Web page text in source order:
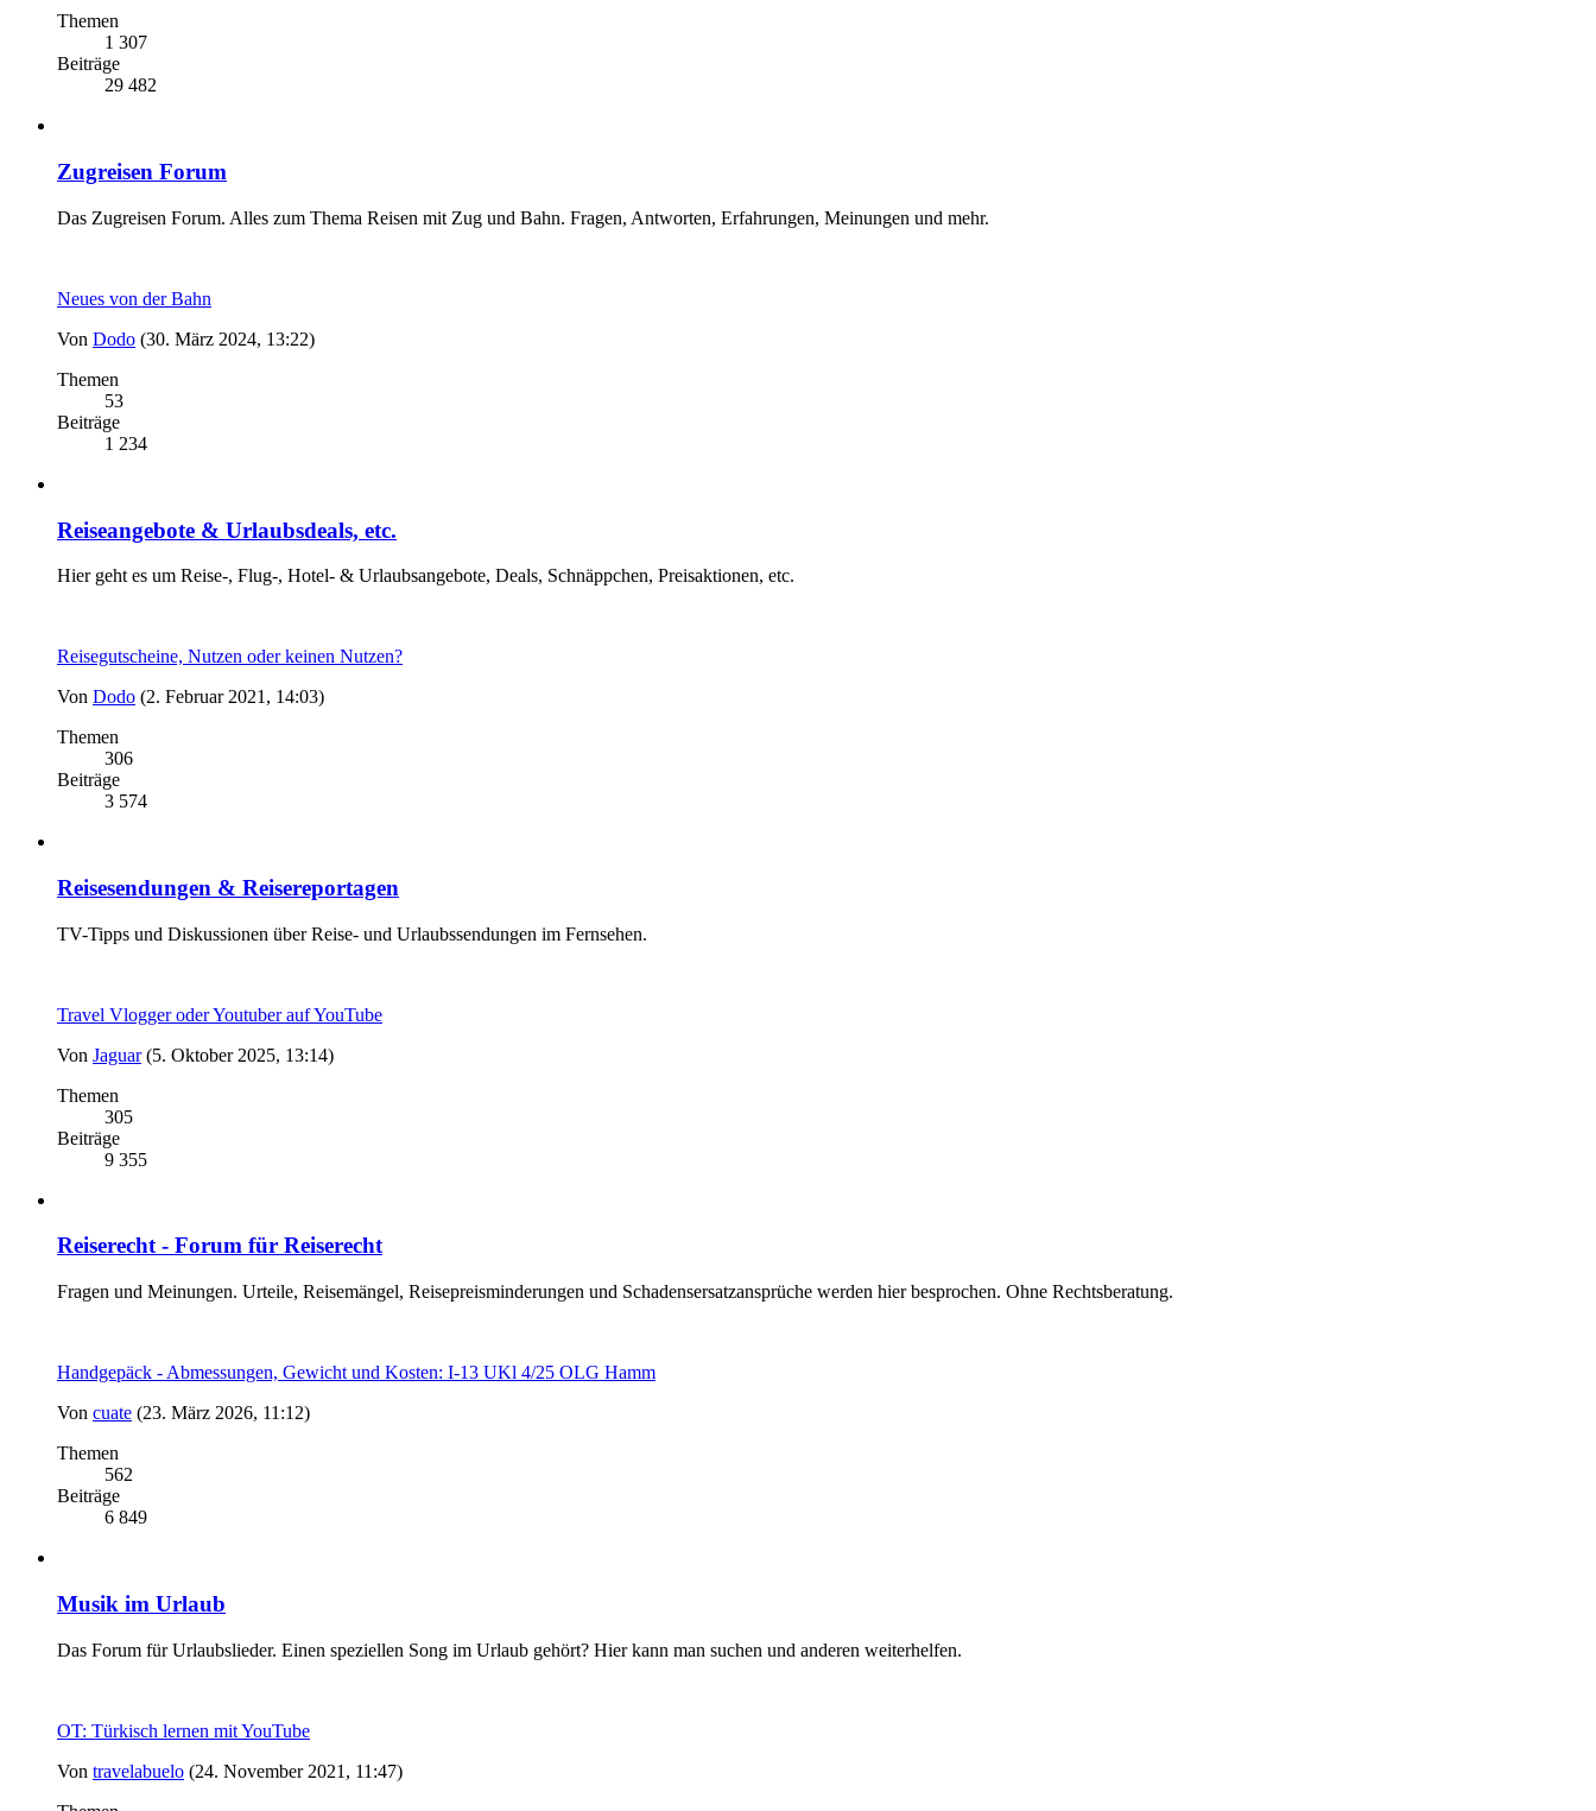
Themen
1 307
Beiträge
29 482
Zugreisen Forum
Das Zugreisen Forum. Alles zum Thema Reisen mit Zug und Bahn. Fragen, Antworten, Erfahrungen, Meinungen und mehr.
Neues von der Bahn
Von Dodo (30. März 2024, 13:22)
Themen
53
Beiträge
1 234
Reiseangebote & Urlaubsdeals, etc.
Hier geht es um Reise-, Flug-, Hotel- & Urlaubsangebote, Deals, Schnäppchen, Preisaktionen, etc.
Reisegutscheine, Nutzen oder keinen Nutzen?
Von Dodo (2. Februar 2021, 14:03)
Themen
306
Beiträge
3 574
Reisesendungen & Reisereportagen
TV-Tipps und Diskussionen über Reise- und Urlaubssendungen im Fernsehen.
Travel Vlogger oder Youtuber auf YouTube
Von Jaguar (5. Oktober 2025, 13:14)
Themen
305
Beiträge
9 355
Reiserecht - Forum für Reiserecht
Fragen und Meinungen. Urteile, Reisemängel, Reisepreisminderungen und Schadensersatzansprüche werden hier besprochen. Ohne Rechtsberatung.
Handgepäck - Abmessungen, Gewicht und Kosten: I-13 UKl 4/25 OLG Hamm
Von cuate (23. März 2026, 11:12)
Themen
562
Beiträge
6 849
Musik im Urlaub
Das Forum für Urlaubslieder. Einen speziellen Song im Urlaub gehört? Hier kann man suchen und anderen weiterhelfen.
OT: Türkisch lernen mit YouTube
Von travelabuelo (24. November 2021, 11:47)